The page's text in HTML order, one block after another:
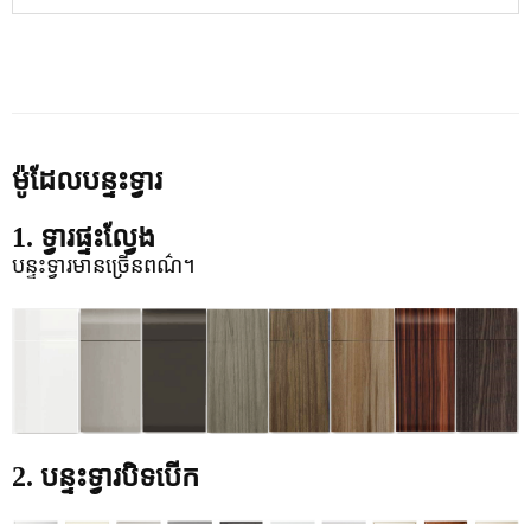
ម៉ូដែលបន្ទះទ្វារ
1. ទ្វារផ្ទះល្វែង
បន្ទះទ្វារមានច្រើនពណ៌។
2. បន្ទះទ្វារបិទបើក